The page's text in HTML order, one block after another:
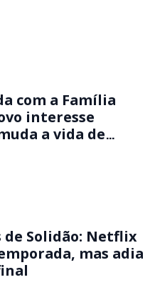
com a Família
interesse
a vida de
de Solidão: Netflix
mas adia